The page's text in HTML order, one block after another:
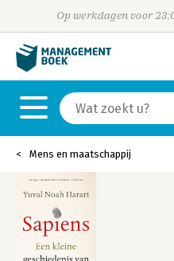
Op werkdagen voor
Mens en maatschappij